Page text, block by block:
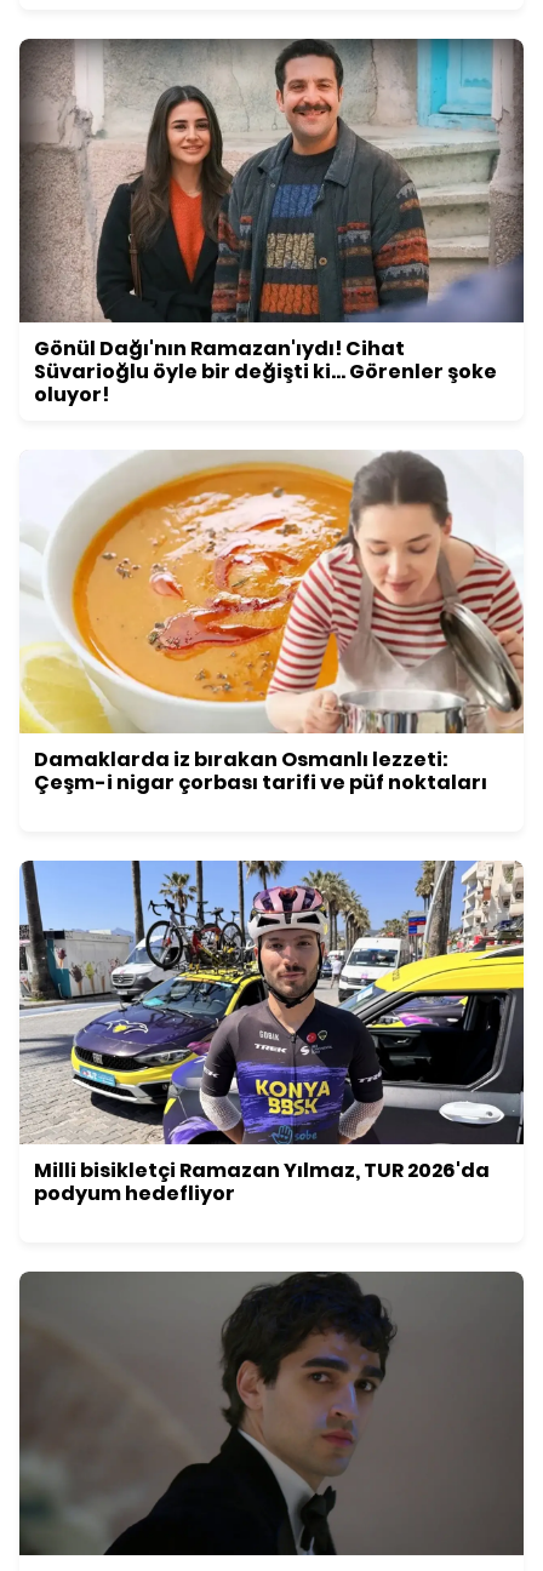
Gönül Dağı'nın Ramazan'ıydı! Cihat
Süvarioğlu öyle bir değişti ki... Görenler şoke
oluyor!
Damaklarda iz bırakan Osmanlı lezzeti:
Çeşm-i nigar çorbası tarifi ve püf noktaları
Milli bisikletçi Ramazan Yılmaz, TUR 2026'da
podyum hedefliyor